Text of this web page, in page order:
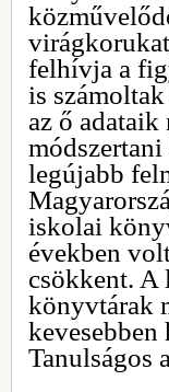
felhívja a
is
az ő adataik
legújabb
iskolai
években
csökkent. A
könyvtárak
Tanulságos